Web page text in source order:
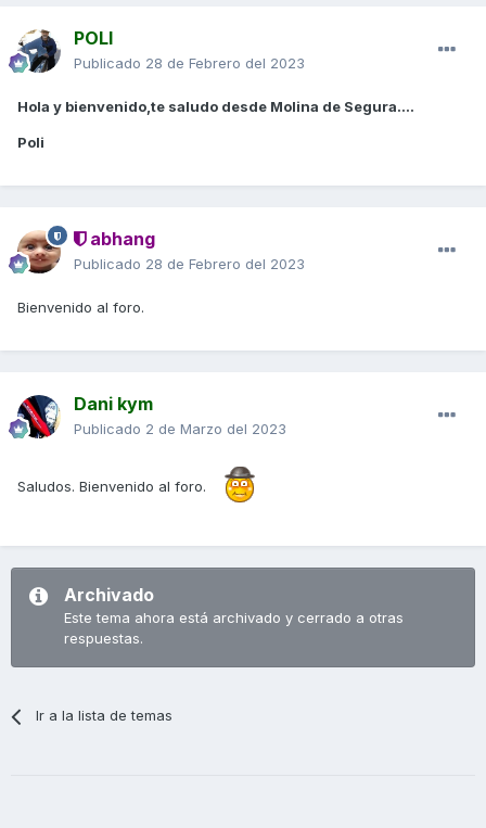
POLI
Publicado 28 de Febrero del 2023
Hola y bienvenido,te saludo desde Molina de Segura....
Poli
abhang
Publicado 28 de Febrero del 2023
Bienvenido al foro.
Dani kym
Publicado 2 de Marzo del 2023
Saludos. Bienvenido al foro.
Archivado
Este tema ahora está archivado y cerrado a otras
respuestas.
Ir a la lista de temas